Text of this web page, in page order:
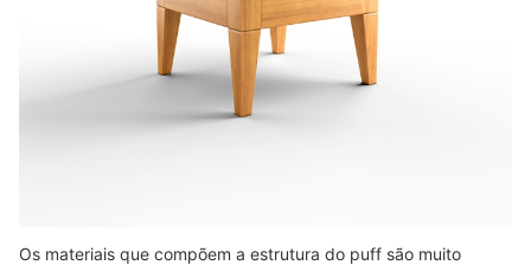
Os materiais que compõem a estrutura do puff são muito